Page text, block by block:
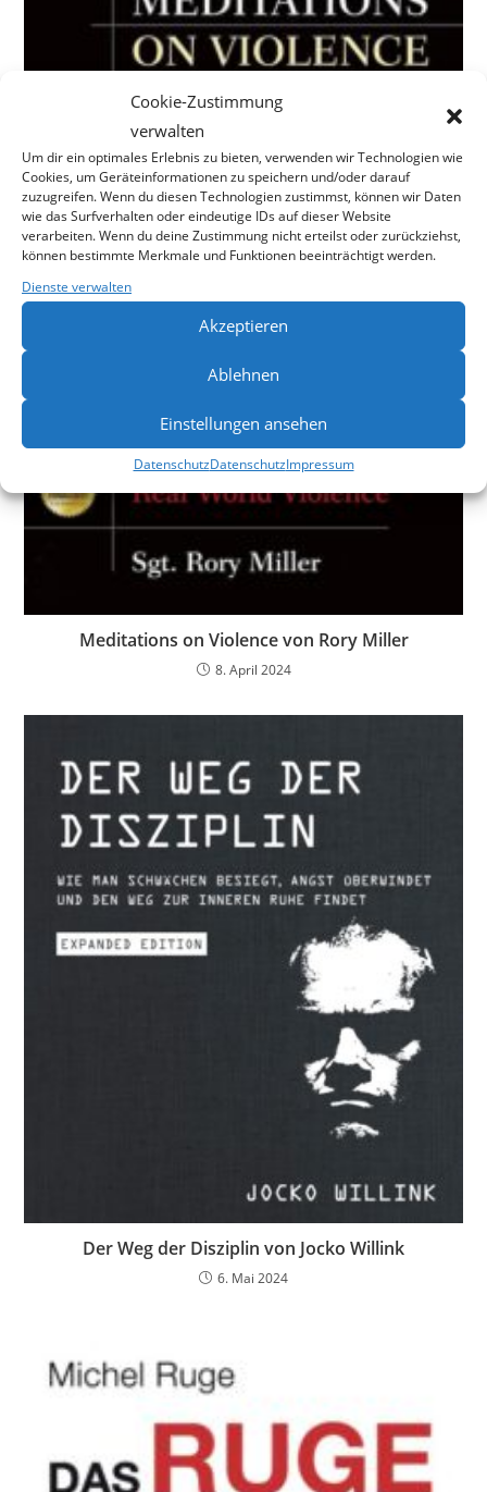
Cookie-Zustimmung
verwalten
Um dir ein optimales Erlebnis zu bieten, verwenden wir Technologien wie
Cookies, um Geräteinformationen zu speichern und/oder darauf
zuzugreifen. Wenn du diesen Technologien zustimmst, können wir Daten
wie das Surfverhalten oder eindeutige IDs auf dieser Website
verarbeiten. Wenn du deine Zustimmung nicht erteilst oder zurückziehst,
können bestimmte Merkmale und Funktionen beeinträchtigt werden.
Dienste verwalten
Akzeptieren
Ablehnen
Einstellungen ansehen
DatenschutzDatenschutzImpressum
Meditations on Violence von Rory Miller
8. April 2024
Der Weg der Disziplin von Jocko Willink
6. Mai 2024